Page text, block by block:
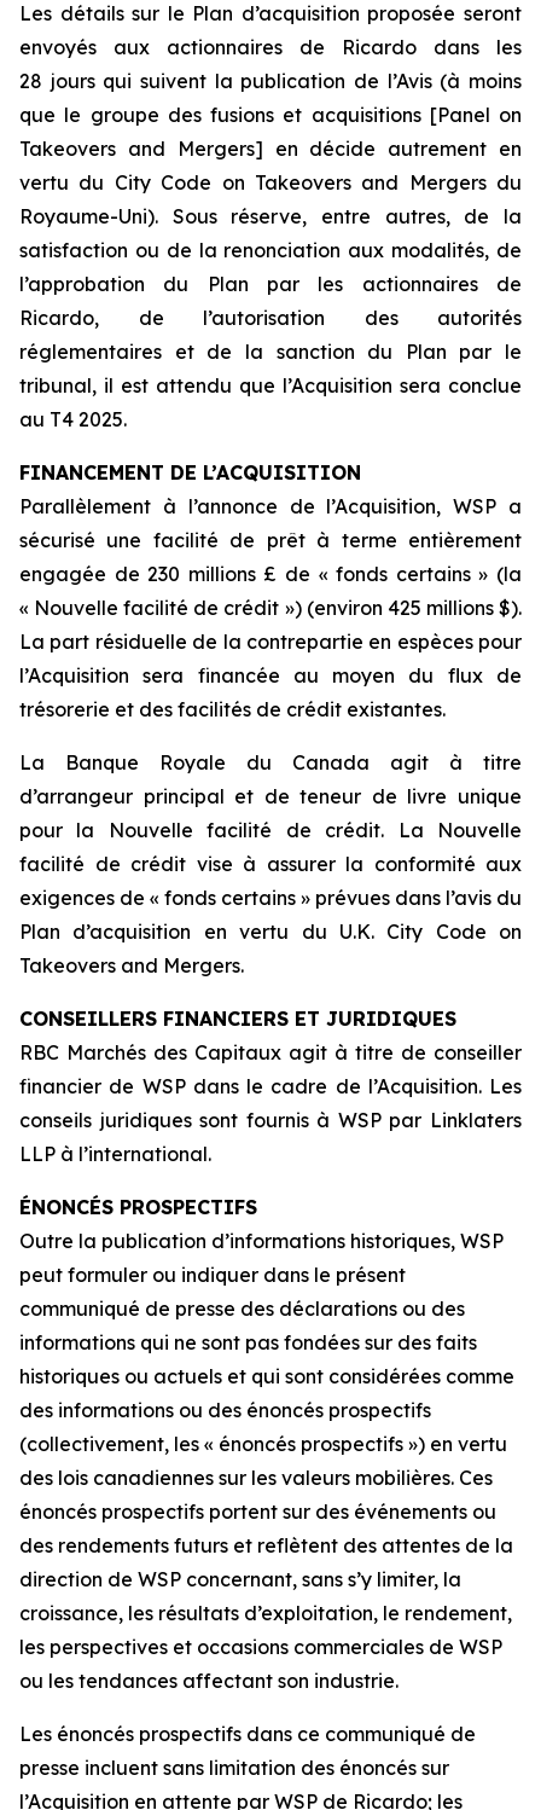
Les détails sur le Plan d’acquisition proposée seront
envoyés aux actionnaires de Ricardo dans les
28 jours qui suivent la publication de l’Avis (à moins
que le groupe des fusions et acquisitions [Panel on
Takeovers and Mergers] en décide autrement en
vertu du City Code on Takeovers and Mergers du
Royaume-Uni). Sous réserve, entre autres, de la
satisfaction ou de la renonciation aux modalités, de
l’approbation du Plan par les actionnaires de
Ricardo, de l’autorisation des autorités
réglementaires et de la sanction du Plan par le
tribunal, il est attendu que l’Acquisition sera conclue
au T4 2025.
FINANCEMENT DE L’ACQUISITION
Parallèlement à l’annonce de l’Acquisition, WSP a
sécurisé une facilité de prêt à terme entièrement
engagée de 230 millions £ de « fonds certains » (la
« Nouvelle facilité de crédit ») (environ 425 millions $).
La part résiduelle de la contrepartie en espèces pour
l’Acquisition sera financée au moyen du flux de
trésorerie et des facilités de crédit existantes.
La Banque Royale du Canada agit à titre
d’arrangeur principal et de teneur de livre unique
pour la Nouvelle facilité de crédit. La Nouvelle
facilité de crédit vise à assurer la conformité aux
exigences de « fonds certains » prévues dans l’avis du
Plan d’acquisition en vertu du U.K. City Code on
Takeovers and Mergers.
CONSEILLERS FINANCIERS ET JURIDIQUES
RBC Marchés des Capitaux agit à titre de conseiller
financier de WSP dans le cadre de l’Acquisition. Les
conseils juridiques sont fournis à WSP par Linklaters
LLP à l’international.
ÉNONCÉS PROSPECTIFS
Outre la publication d’informations historiques, WSP
peut formuler ou indiquer dans le présent
communiqué de presse des déclarations ou des
informations qui ne sont pas fondées sur des faits
historiques ou actuels et qui sont considérées comme
des informations ou des énoncés prospectifs
(collectivement, les « énoncés prospectifs ») en vertu
des lois canadiennes sur les valeurs mobilières. Ces
énoncés prospectifs portent sur des événements ou
des rendements futurs et reflètent des attentes de la
direction de WSP concernant, sans s’y limiter, la
croissance, les résultats d’exploitation, le rendement,
les perspectives et occasions commerciales de WSP
ou les tendances affectant son industrie.
Les énoncés prospectifs dans ce communiqué de
presse incluent sans limitation des énoncés sur
l’Acquisition en attente par WSP de Ricardo; les